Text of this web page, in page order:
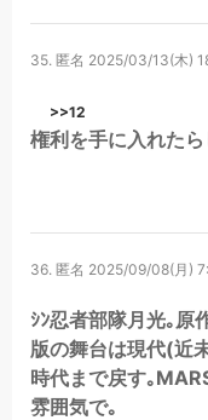
35. 匿名 2025/03/13(木)
>>12
権利を手に入れたら
36. 匿名 2025/09/08(月)
ｼﾝ忍者部隊月光｡原
版の舞台は現代(近
時代まで戻す｡
雰囲気で｡